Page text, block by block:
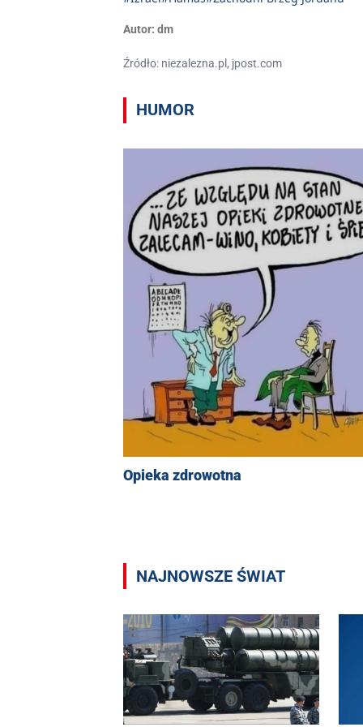
Autor: dm
Źródło: niezalezna.pl, jpost.com
HUMOR
Opieka zdrowotna
NAJNOWSZE ŚWIAT